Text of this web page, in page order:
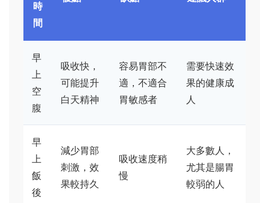
時
間
早
上
空
腹
吸收快，
可能提升
白天精神
容易胃部不
適，不適合
胃敏感者
需要快速效
果的健康成
人
早
上
飯
後
減少胃部
刺激，效
果較持久
吸收速度稍
慢
大多數人，
尤其是腸胃
較弱的人